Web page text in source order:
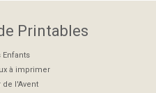
Printables
Enfants
à imprimer
de l'Avent